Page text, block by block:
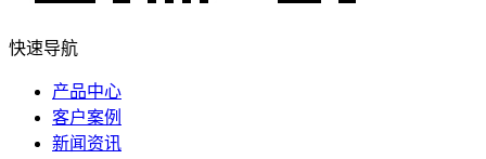
快速导航
产品中心
客户案例
新闻资讯